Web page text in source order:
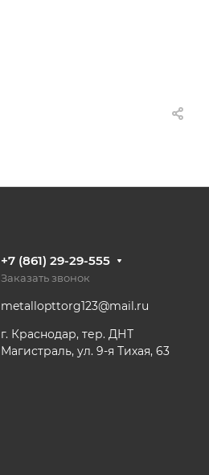
+7 (861) 29-29-555
Заказать звонок
metallopttorg123@mail.ru
г. Краснодар, тер. ДНТ
Магистраль, ул. 9-я Тихая, 63